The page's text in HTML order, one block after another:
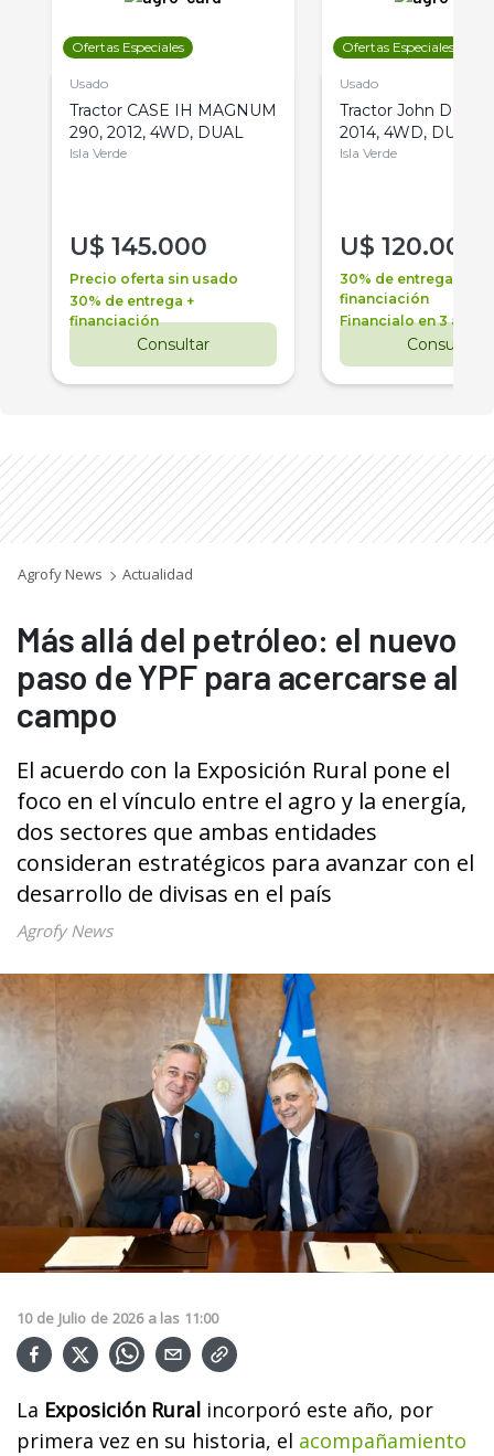
Ofertas Especiales
Usado
Tractor CASE IH MAGNUM
290, 2012, 4WD, DUAL
Isla Verde
U$ 145.000
Precio oferta sin usado
30% de entrega +
financiación
Consultar
Ofertas Especiales
Usado
Tractor John Deere
2014, 4WD, DUAL
Isla Verde
U$ 120.000
30% de entrega +
financiación
Financialo en 3 años
Consultar
Agrofy News Actualidad
Más allá del petróleo: el nuevo
paso de YPF para acercarse al
campo
El acuerdo con la Exposición Rural pone el
foco en el vínculo entre el agro y la energía,
dos sectores que ambas entidades
consideran estratégicos para avanzar con el
desarrollo de divisas en el país
Agrofy News
10 de Julio de 2026 a las 11:00
La Exposición Rural incorporó este año, por
primera vez en su historia, el acompañamiento